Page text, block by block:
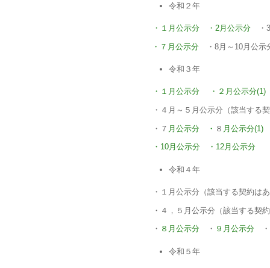
令和２年
・１月公示分 ・2月公示分
・７月公示分 ・8月～10月公
令和３年
・１月公示分 ・２月公示分(1)
・４月～５月公示分（該当す
・７ 月公示分 ・ ８ 月公示分
・10月公示分 ・12月公示分
令和４年
・１月公示分（該当する契約は
・４，５月公示分（該当する契
・ ８月公示分 ・ ９月公示分
令和５年